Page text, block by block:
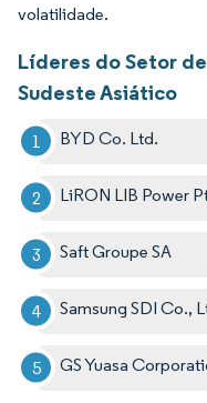
volatilidade.
Líderes do Setor
Sudeste Asiático
BYD Co. Ltd.
LiRON LIB Power
Saft Groupe SA
Samsung SDI Co.,
GS Yuasa